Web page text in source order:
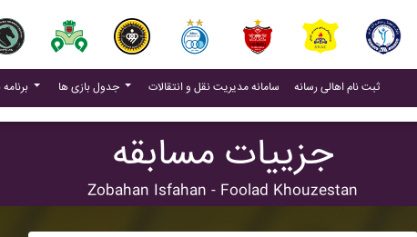
برنامه بازی ها جدول بازی ها سامانه مدیریت نقل و انتقالات (current)
ثبت نام اهالی رسانه(current)
جزییات مسابقه
Zobahan Isfahan - Foolad Khouzestan